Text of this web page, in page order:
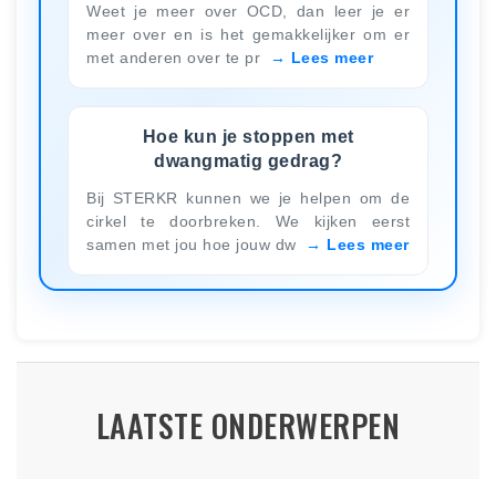
Weet je meer over OCD, dan leer je er
meer over en is het gemakkelijker om er
met anderen over te pr
Lees meer
Hoe kun je stoppen met
dwangmatig gedrag?
Bij STERKR kunnen we je helpen om de
cirkel te doorbreken. We kijken eerst
samen met jou hoe jouw dw
Lees meer
LAATSTE ONDERWERPEN